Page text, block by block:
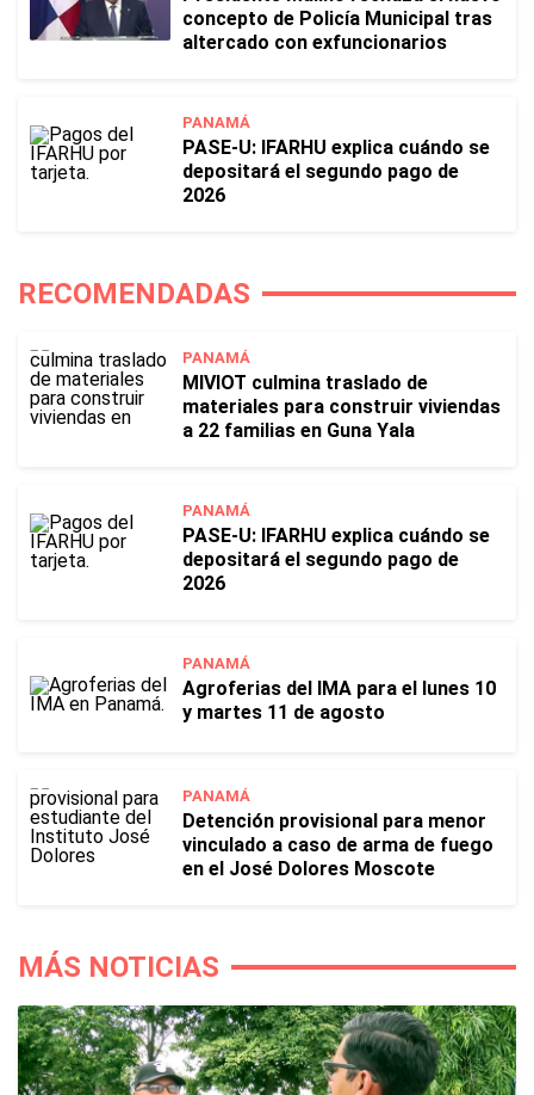
concepto de Policía Municipal tras
altercado con exfuncionarios
PANAMÁ
PASE-U: IFARHU explica cuándo se
depositará el segundo pago de
2026
RECOMENDADAS
PANAMÁ
MIVIOT culmina traslado de
materiales para construir viviendas
a 22 familias en Guna Yala
PANAMÁ
PASE-U: IFARHU explica cuándo se
depositará el segundo pago de
2026
PANAMÁ
Agroferias del IMA para el lunes 10
y martes 11 de agosto
PANAMÁ
Detención provisional para menor
vinculado a caso de arma de fuego
en el José Dolores Moscote
MÁS NOTICIAS